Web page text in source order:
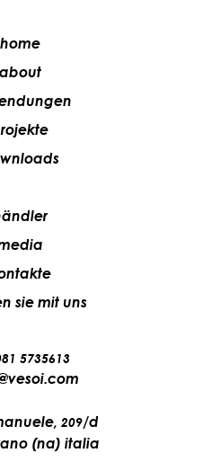
home
about
sie mit uns
5735613
209/d
(na) italia